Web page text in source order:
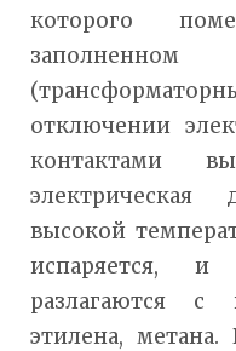
которого
отключении
контактами
высокой
испаряется,
разлагаются с
этилена,